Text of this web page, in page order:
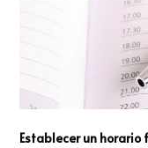
Establecer un